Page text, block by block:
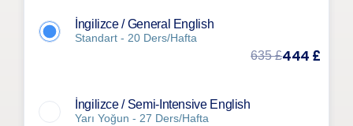
İngilizce / General English
Standart - 20 Ders/Hafta
635 £444 £
İngilizce / Semi-Intensive English
Yarı Yoğun - 27 Ders/Hafta